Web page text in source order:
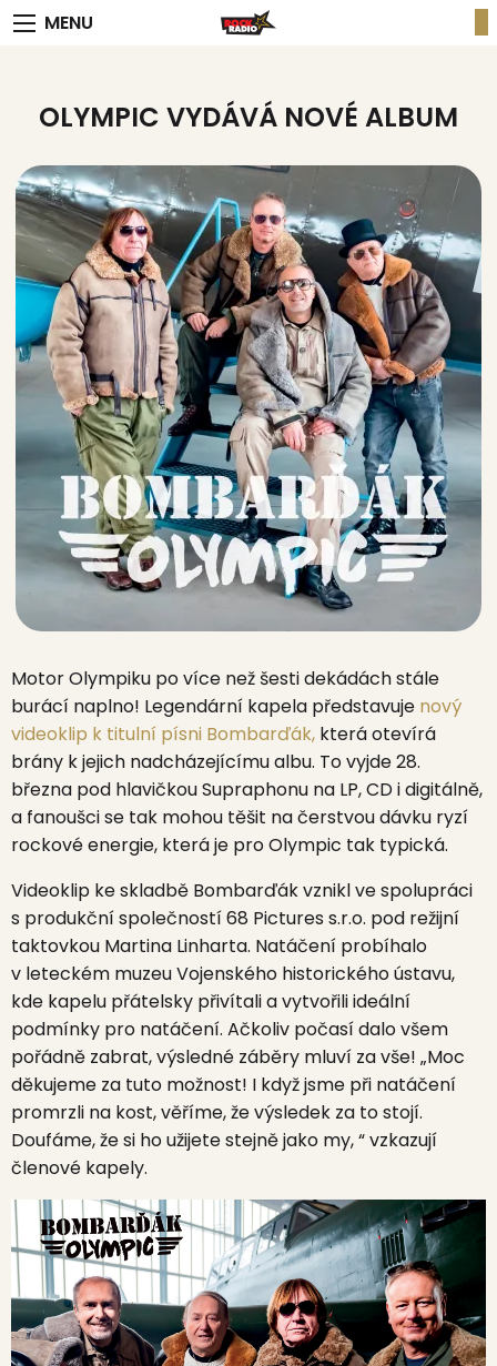
MENU
OLYMPIC VYDÁVÁ NOVÉ ALBUM
Motor Olympiku po více než šesti dekádách stále
burácí naplno! Legendární kapela představuje nový
videoklip k titulní písni Bombarďák, která otevírá
brány k jejich nadcházejícímu albu. To vyjde 28.
března pod hlavičkou Supraphonu na LP, CD i digitálně,
a fanoušci se tak mohou těšit na čerstvou dávku ryzí
rockové energie, která je pro Olympic tak typická.
Videoklip ke skladbě Bombarďák vznikl ve spolupráci
s produkční společností 68 Pictures s.r.o. pod režijní
taktovkou Martina Linharta. Natáčení probíhalo
v leteckém muzeu Vojenského historického ústavu,
kde kapelu přátelsky přivítali a vytvořili ideální
podmínky pro natáčení. Ačkoliv počasí dalo všem
pořádně zabrat, výsledné záběry mluví za vše! „Moc
děkujeme za tuto možnost! I když jsme při natáčení
promrzli na kost, věříme, že výsledek za to stojí.
Doufáme, že si ho užijete stejně jako my, “ vzkazují
členové kapely.